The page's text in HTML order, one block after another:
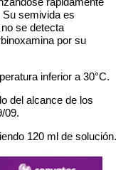
semivida es
se detecta
por su
inferior a 30°C.
del alcance de los
09.
120 ml de solución.